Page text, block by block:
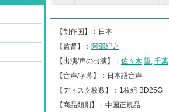
【制作国】：日本
【監督】： 阿部紀之
【出演/声の出演】： 佐々木 望 千葉
【音声/字幕】：日本語音声
【ディスク枚数】：1枚組 BD25G
【商品類別】：中国正規品